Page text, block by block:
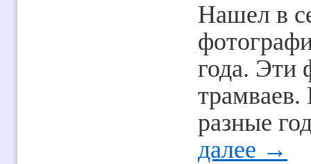
Нашел в
года. Эти
разные
далее →